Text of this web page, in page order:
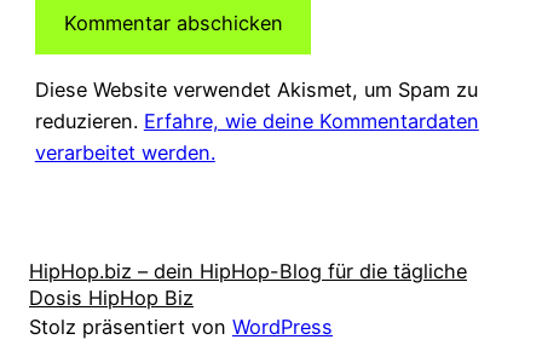
Diese Website verwendet Akismet, um Spam zu
reduzieren. Erfahre, wie deine Kommentardaten
verarbeitet werden.
HipHop.biz – dein HipHop-Blog für die tägliche
Dosis HipHop Biz
Stolz präsentiert von WordPress